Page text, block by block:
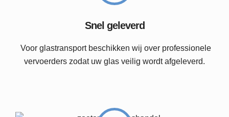
Snel geleverd
Voor glastransport beschikken wij over professionele
vervoerders zodat uw glas veilig wordt afgeleverd.